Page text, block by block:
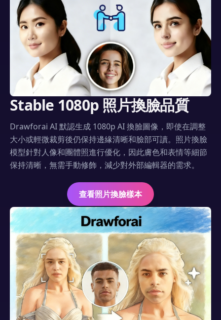
Stable 1080p 照片換臉品質
Drawforai AI 默認生成 1080p AI 換臉圖像，即使在調整
大小或輕微裁剪後仍保持邊緣清晰和臉部可讀。照片換臉
模型針對人像和團體照進行優化，因此膚色和表情等細節
保持清晰，無需手動修飾，減少對外部編輯器的需求。
查看照片換臉樣本